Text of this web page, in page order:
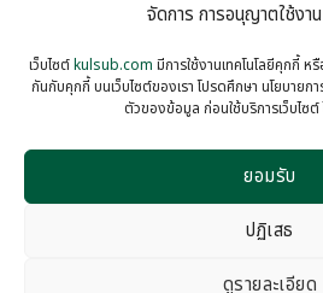
จัดการ การอนุญาตใช้งา
เว็บไซต์kulsub.com มีการใช้งานเทคโนโลยีคุกกี้ ห
กันกับคุกกี้ บนเว็บไซต์ของเรา โปรดศึกษา นโยบายก
ตัวของข้อมูล ก่อนใช้บริการเว็บไซ
ยอมรับ
ปฏิเสธ
ดูรายละเอียด
© 2026 KULSUB
PRIVACY